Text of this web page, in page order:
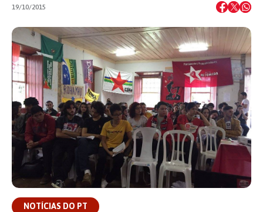
19/10/2015
NOTÍCIAS DO PT